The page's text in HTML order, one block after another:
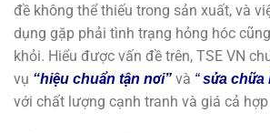
đề không thể thiếu trong sản xuất, và
dụng gặp phải tình trạng hỏng hóc
khỏi. Hiểu được vấn đề trên, TSE VN
vụ “hiệu chuẩn tận nơi” và “sửa chữa
với chất lượng cạnh tranh và giá cả